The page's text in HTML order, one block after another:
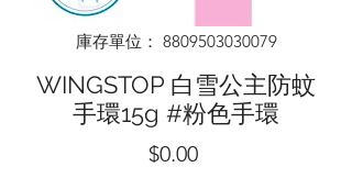
庫存單位： 8809503030079
WINGSTOP 白雪公主防蚊
手環15g #粉色手環
$0.00價